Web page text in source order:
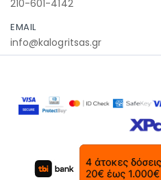
210-601-4142
EMAIL
info@kalogritsas.gr